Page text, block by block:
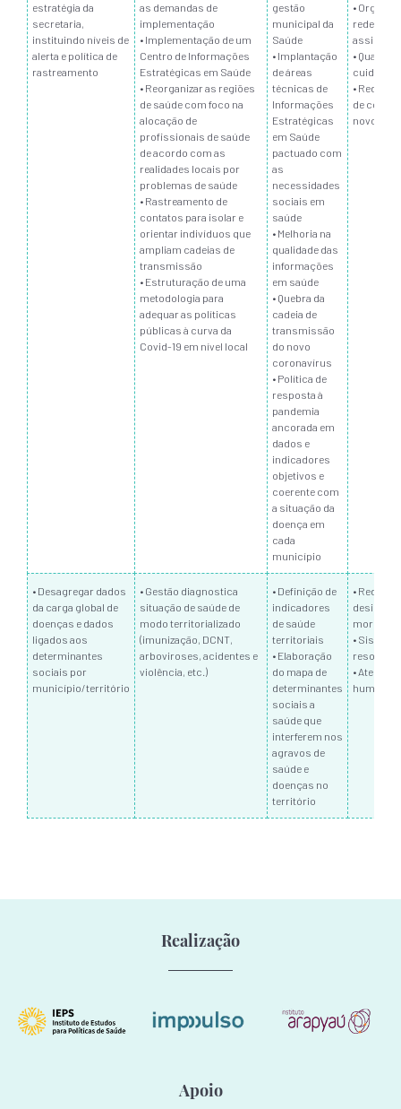
estratégia da
secretaria,
instituindo níveis de
alerta e política de
rastreamento
as demandas de
implementação
• Implementação de um
Centro de Informações
Estratégicas em Saúde
• Reorganizar as regiões
de saúde com foco na
alocação de
profissionais de saúde
de acordo com as
realidades locais por
problemas de saúde
• Rastreamento de
contatos para isolar e
orientar indivíduos que
ampliam cadeias de
transmissão
• Estruturação de uma
metodologia para
adequar as políticas
públicas à curva da
Covid-19 em nível local
gestão
municipal da
Saúde
• Implantação
de áreas
técnicas de
Informações
Estratégicas
em Saúde
pactuado com
as
necessidades
sociais em
saúde
• Melhoria na
qualidade das
informações
em saúde
• Quebra da
cadeia de
transmissão
do novo
coronavírus
• Política de
resposta à
pandemia
ancorada em
dados e
indicadores
objetivos e
coerente com
a situação da
doença em
cada
município
•
redes
•
cuidado
•
de
novo
• Desagregar dados
da carga global de
doenças e dados
ligados aos
determinantes
sociais por
município/território
• Gestão diagnostica
situação de saúde de
modo territorializado
(imunização, DCNT,
arboviroses, acidentes e
violência, etc.)
• Definição de
indicadores
de saúde
territoriais
• Elaboração
do mapa de
determinantes
sociais a
saúde que
interferem nos
agravos de
saúde e
doenças no
território
•
•
resolutivo
•
Realização
Apoio